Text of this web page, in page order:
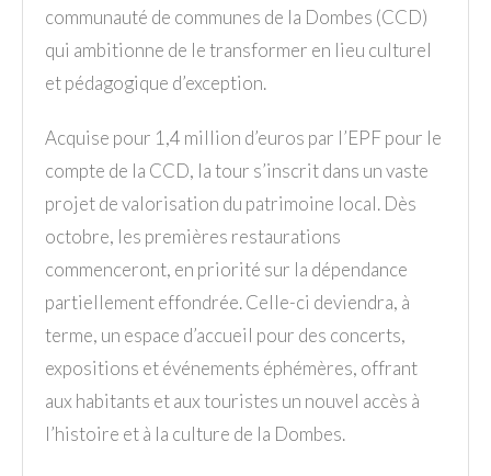
communauté de communes de la Dombes (CCD)
qui ambitionne de le transformer en lieu culturel
et pédagogique d’exception.
Acquise pour 1,4 million d’euros par l’EPF pour le
compte de la CCD, la tour s’inscrit dans un vaste
projet de valorisation du patrimoine local. Dès
octobre, les premières restaurations
commenceront, en priorité sur la dépendance
partiellement effondrée. Celle-ci deviendra, à
terme, un espace d’accueil pour des concerts,
expositions et événements éphémères, offrant
aux habitants et aux touristes un nouvel accès à
l’histoire et à la culture de la Dombes.